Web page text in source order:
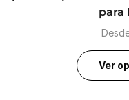
para
Ver